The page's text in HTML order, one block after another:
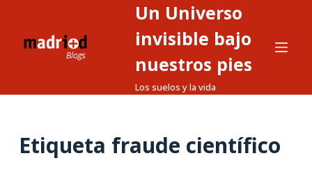
Un Universo
invisible bajo
nuestros pies
Los suelos y la vida
Etiqueta fraude científico